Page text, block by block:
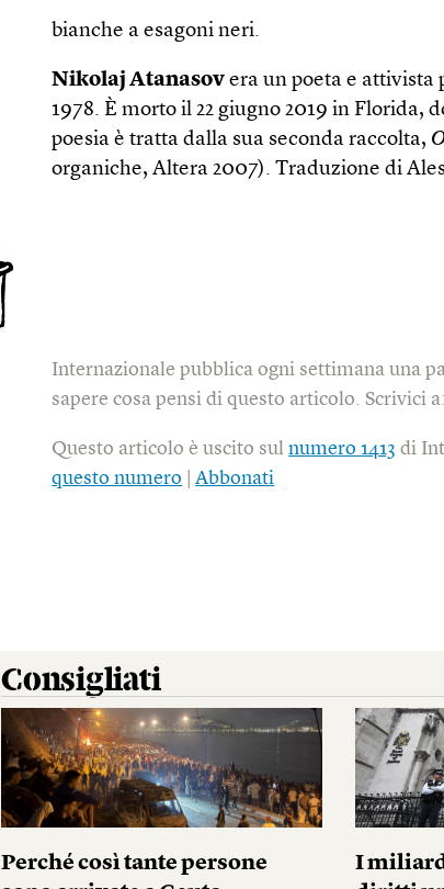
bianche a esagoni neri.
Nikolaj Atanasov era un poeta e
1978. È morto il 22 giugno 2019 in Florida,
poesia è tratta dalla sua seconda raccolta,
organiche, Altera 2007). Traduzione di
Internazionale pubblica ogni settimana una
sapere cosa pensi di questo articolo. Scrivici
Questo articolo è uscito sulnumero 1413 di
questo numero |Abbonati
Consigliati
Perché così tante persone
I